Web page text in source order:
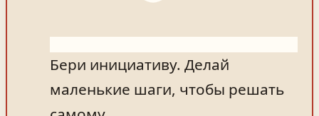
Бери инициативу. Делай
маленькие шаги, чтобы решать